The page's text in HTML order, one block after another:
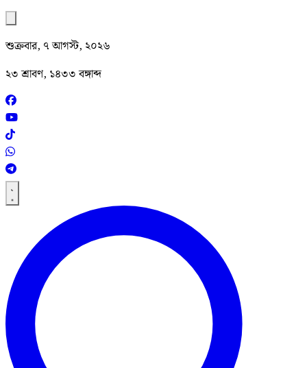
শুক্রবার, ৭ আগস্ট, ২০২৬
২৩ শ্রাবণ, ১৪৩৩ বঙ্গাব্দ